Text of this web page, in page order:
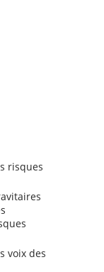
risques
voix des